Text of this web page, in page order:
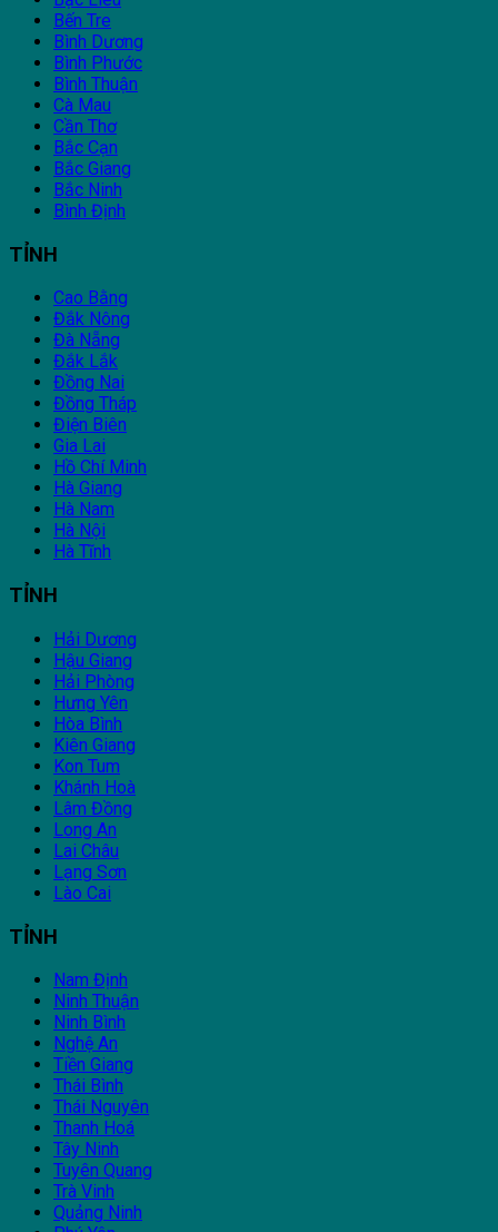
Bến Tre
Bình Dương
Bình Phước
Bình Thuận
Cà Mau
Cần Thơ
Bắc Cạn
Bắc Giang
Bắc Ninh
Bình Định
TỈNH
Cao Bằng
Đắk Nông
Đà Nẵng
Đắk Lắk
Đồng Nai
Đồng Tháp
Điện Biên
Gia Lai
Hồ Chí Minh
Hà Giang
Hà Nam
Hà Nội
Hà Tĩnh
TỈNH
Hải Dương
Hậu Giang
Hải Phòng
Hưng Yên
Hòa Bình
Kiên Giang
Kon Tum
Khánh Hoà
Lâm Đồng
Long An
Lai Châu
Lạng Sơn
Lào Cai
TỈNH
Nam Định
Ninh Thuận
Ninh Bình
Nghệ An
Tiền Giang
Thái Bình
Thái Nguyên
Thanh Hoá
Tây Ninh
Tuyên Quang
Trà Vinh
Quảng Ninh